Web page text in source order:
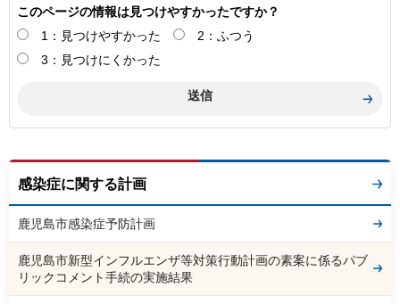
このページの情報は見つけやすかったですか？
1：見つけやすかった
2：ふつう
3：見つけにくかった
感染症に関する計画
鹿児島市感染症予防計画
鹿児島市新型インフルエンザ等対策行動計画の素案に係るパブ
リックコメント手続の実施結果